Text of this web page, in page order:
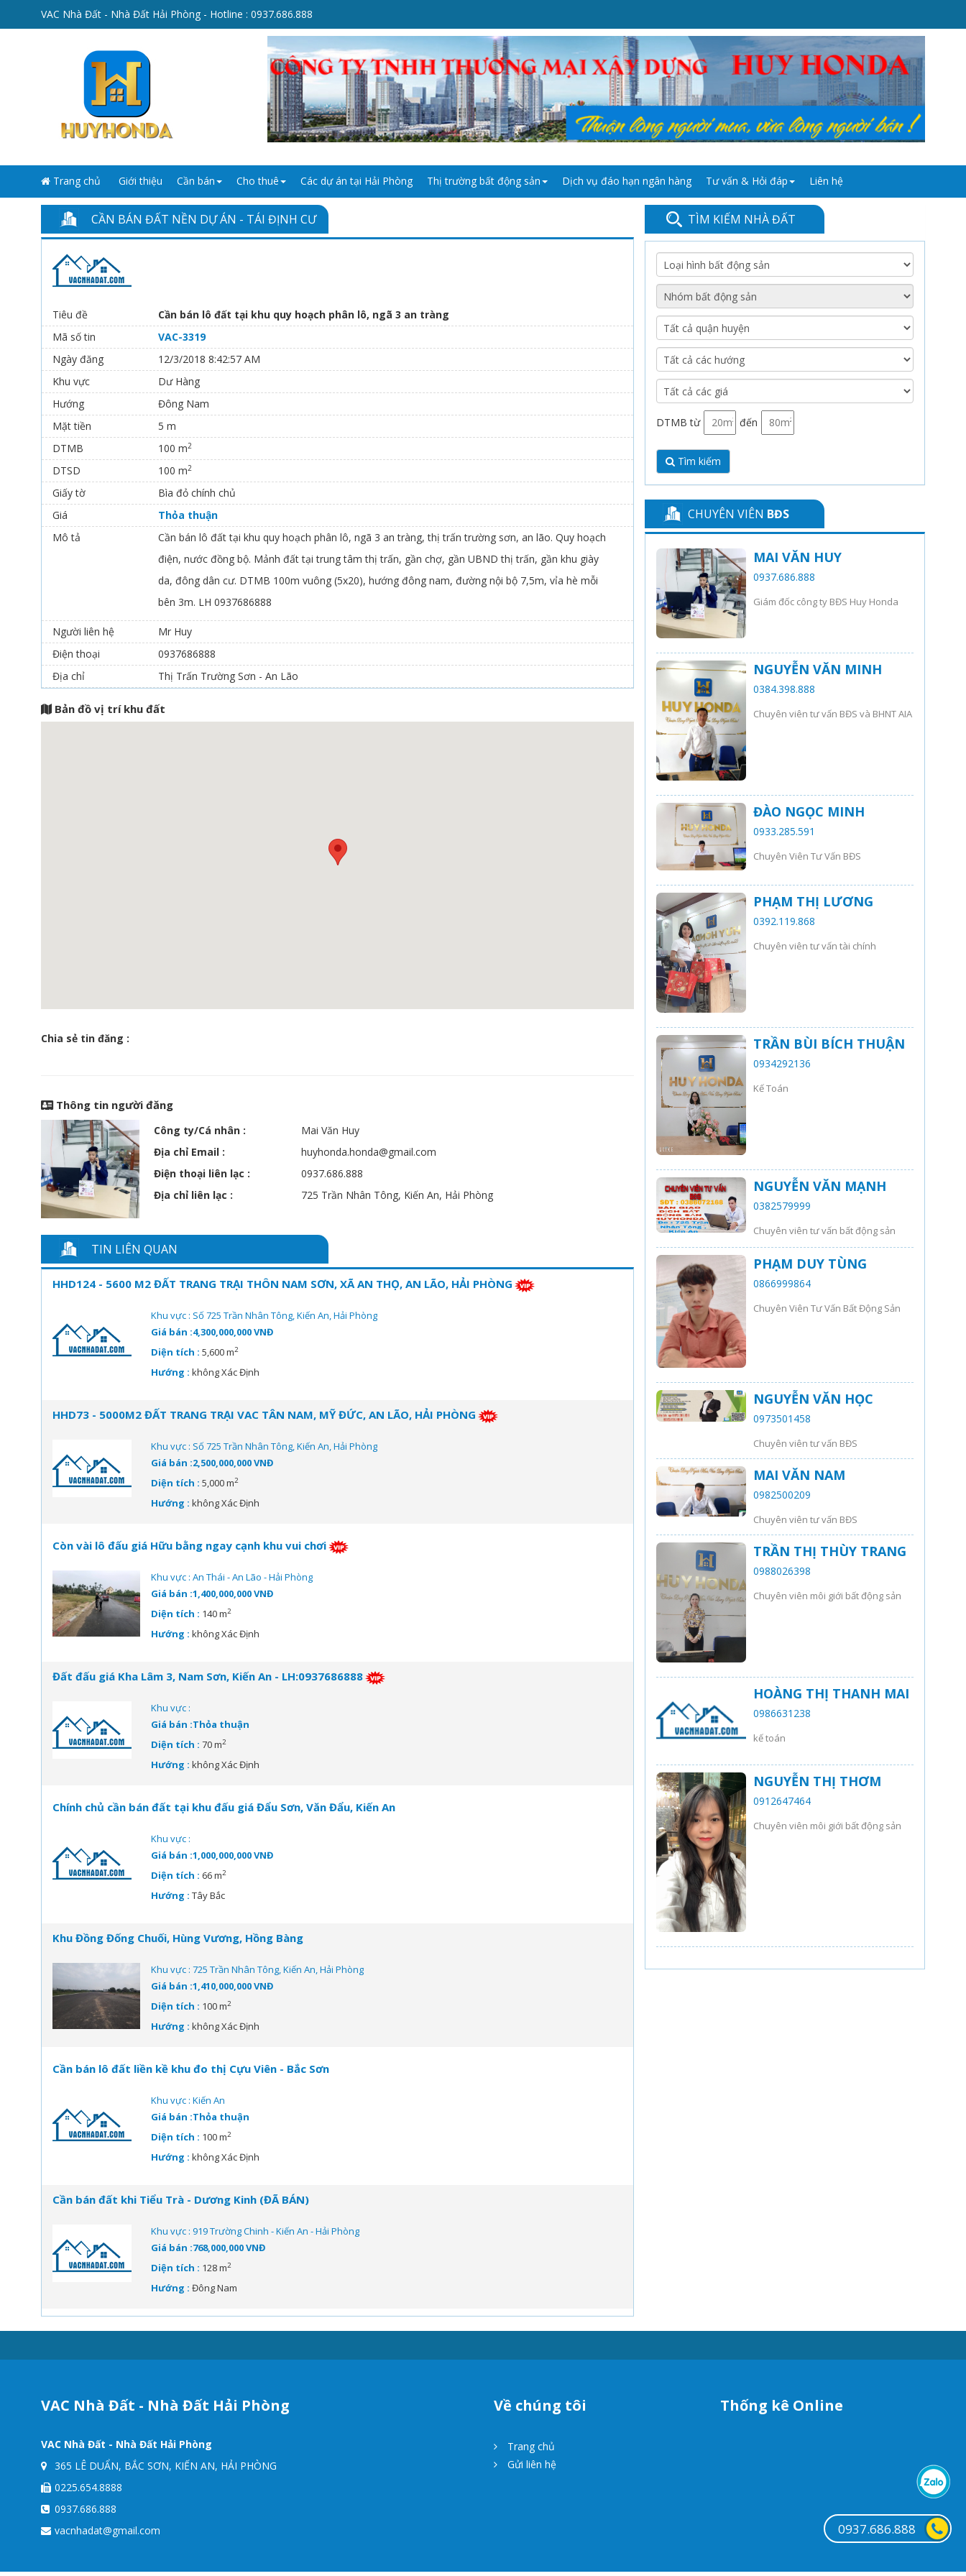
VAC Nhà Đất - Nhà Đất Hải Phòng - Hotline : 0937.686.888
Trang chủ Giới thiệu Cần bán Cho thuê Các dự án tại Hải Phòng Thị trường bất động sản Dịch vụ đáo hạn ngân hàng Tư vấn & Hỏi đáp Liên hệ
CẦN BÁN ĐẤT NỀN DỰ ÁN - TÁI ĐỊNH CƯ
Tiêu đề
Cần bán lô đất tại khu quy hoạch phân lô, ngã 3 an tràng
Mã số tin
VAC-3319
Ngày đăng
12/3/2018 8:42:57 AM
Khu vực
Dư Hàng
Hướng
Đông Nam
Mặt tiền
5 m
DTMB
100 m2
DTSD 100 m2
Giấy tờ
Bìa đỏ chính chủ
Giá
Thỏa thuận
Mô tả
Cần bán lô đất tại khu quy hoạch phân lô, ngã 3 an tràng, thị trấn trường sơn, an lão. Quy hoạch
điện, nước đồng bộ. Mảnh đất tại trung tâm thị trấn, gần chợ, gần UBND thị trấn, gần khu giày
da, đông dân cư. DTMB 100m vuông (5x20), hướng đông nam, đường nội bộ 7,5m, vỉa hè mỗi
bên 3m. LH 0937686888
Người liên hệ
Mr Huy
Điện thoại
0937686888
Địa chỉ
Thị Trấn Trường Sơn - An Lão
Bản đồ vị trí khu đất
Chia sẻ tin đăng :
Thông tin người đăng
Công ty/Cá nhân :
Mai Văn Huy
Địa chỉ Email :
huyhonda.honda@gmail.com
Điện thoại liên lạc :
0937.686.888
Địa chỉ liên lạc :
725 Trần Nhân Tông, Kiến An, Hải Phòng
TIN LIÊN QUAN
HHD124 - 5600 M2 ĐẤT TRANG TRẠI THÔN NAM SƠN, XÃ AN THỌ, AN LÃO, HẢI PHÒNG
Khu vực : Số 725 Trần Nhân Tông, Kiến An, Hải Phòng
Giá bán :4,300,000,000 VNĐ
Diện tích : 5,600 m2
Hướng : không Xác Định
HHD73 - 5000M2 ĐẤT TRANG TRẠI VAC TÂN NAM, MỸ ĐỨC, AN LÃO, HẢI PHÒNG
Khu vực : Số 725 Trần Nhân Tông, Kiến An, Hải Phòng
Giá bán :2,500,000,000 VNĐ
Diện tích : 5,000 m2
Hướng : không Xác Định
Còn vài lô đấu giá Hữu bằng ngay cạnh khu vui chơi
Khu vực : An Thái - An Lão - Hải Phòng
Giá bán :1,400,000,000 VNĐ
Diện tích : 140 m2
Hướng : không Xác Định
Đất đấu giá Kha Lâm 3, Nam Sơn, Kiến An - LH:0937686888
Khu vực :
Giá bán :Thỏa thuận
Diện tích : 70 m2
Hướng : không Xác Định
Chính chủ cần bán đất tại khu đấu giá Đẩu Sơn, Văn Đẩu, Kiến An
Khu vực :
Giá bán :1,000,000,000 VNĐ
Diện tích : 66 m2
Hướng : Tây Bắc
Khu Đồng Đống Chuối, Hùng Vương, Hồng Bàng
Khu vực : 725 Trần Nhân Tông, Kiến An, Hải Phòng
Giá bán :1,410,000,000 VNĐ
Diện tích : 100 m2
Hướng : không Xác Định
Cần bán lô đất liền kề khu đo thị Cựu Viên - Bắc Sơn
Khu vực : Kiến An
Giá bán :Thỏa thuận
Diện tích : 100 m2
Hướng : không Xác Định
Cần bán đất khi Tiểu Trà - Dương Kinh (ĐÃ BÁN)
Khu vực : 919 Trường Chinh - Kiến An - Hải Phòng
Giá bán :768,000,000 VNĐ
Diện tích : 128 m2
Hướng : Đông Nam
TÌM KIẾM NHÀ ĐẤT
DTMB từ đến
Tìm kiếm
CHUYÊN VIÊN BĐS
MAI VĂN HUY
0937.686.888
Giám đốc công ty BĐS Huy Honda
NGUYỄN VĂN MINH
0384.398.888
Chuyên viên tư vấn BĐS và BHNT AIA
ĐÀO NGỌC MINH
0933.285.591
Chuyên Viên Tư Vấn BĐS
PHẠM THỊ LƯƠNG
0392.119.868
Chuyên viên tư vấn tài chính
TRẦN BÙI BÍCH THUẬN
0934292136
Kế Toán
NGUYỄN VĂN MẠNH
0382579999
Chuyên viên tư vấn bất động sản
PHẠM DUY TÙNG
0866999864
Chuyên Viên Tư Vấn Bất Động Sản
NGUYỄN VĂN HỌC
0973501458
Chuyên viên tư vấn BĐS
MAI VĂN NAM
0982500209
Chuyên viên tư vấn BĐS
TRẦN THỊ THÙY TRANG
0988026398
Chuyên viên môi giới bất động sản
HOÀNG THỊ THANH MAI
0986631238
kế toán
NGUYỄN THỊ THƠM
0912647464
Chuyên viên môi giới bất động sản
VAC Nhà Đất - Nhà Đất Hải Phòng
VAC Nhà Đất - Nhà Đất Hải Phòng
365 LÊ DUẨN, BẮC SƠN, KIẾN AN, HẢI PHÒNG
0225.654.8888
0937.686.888
vacnhadat@gmail.com
Về chúng tôi
Trang chủ
Gửi liên hệ
Thống kê Online
0937.686.888